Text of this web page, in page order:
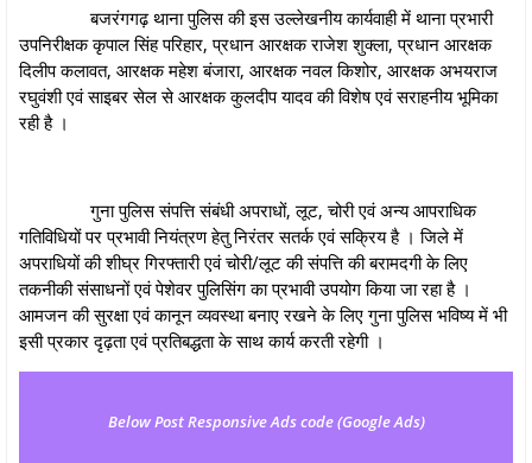
बजरंगगढ़ थाना पुलिस की इस उल्लेखनीय कार्यवाही में थाना प्रभारी
उपनिरीक्षक कृपाल सिंह परिहार, प्रधान आरक्षक राजेश शुक्ला, प्रधान आरक्षक
दिलीप कलावत, आरक्षक महेश बंजारा, आरक्षक नवल किशोर, आरक्षक अभयराज
रघुवंशी एवं साइबर सेल से आरक्षक कुलदीप यादव की विशेष एवं सराहनीय भूमिका
रही है ।
गुना पुलिस संपत्ति संबंधी अपराधों, लूट, चोरी एवं अन्य आपराधिक
गतिविधियों पर प्रभावी नियंत्रण हेतु निरंतर सतर्क एवं सक्रिय है । जिले में
अपराधियों की शीघ्र गिरफ्तारी एवं चोरी/लूट की संपत्ति की बरामदगी के लिए
तकनीकी संसाधनों एवं पेशेवर पुलिसिंग का प्रभावी उपयोग किया जा रहा है ।
आमजन की सुरक्षा एवं कानून व्यवस्था बनाए रखने के लिए गुना पुलिस भविष्य में भी
इसी प्रकार दृढ़ता एवं प्रतिबद्धता के साथ कार्य करती रहेगी ।
Below Post Responsive Ads code (Google Ads)